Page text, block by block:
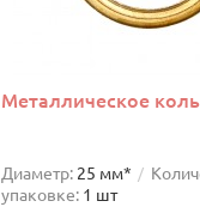
Металлическое
Диаметр: 25 мм*
упаковке: 1 шт